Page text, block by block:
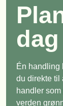
dag
Én handling
du direkte til
handler
verden